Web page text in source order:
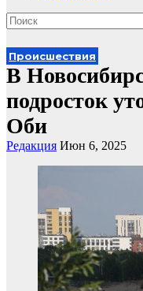
Происшествия
В
подросток
Оби
Редакция Июн 6, 2025